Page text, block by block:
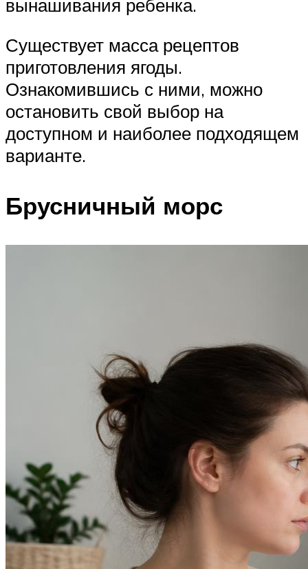
вынашивания ребенка.
Существует масса рецептов
приготовления ягоды.
Ознакомившись с ними, можно
остановить свой выбор на
доступном и наиболее подходящем
варианте.
Брусничный морс